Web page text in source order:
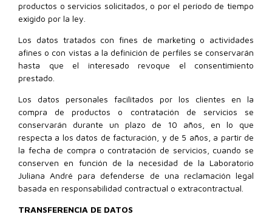
productos o servicios solicitados, o por el período de tiempo
exigido por la ley.
Los datos tratados con fines de marketing o actividades
afines o con vistas a la definición de perfiles se conservarán
hasta que el interesado revoque el consentimiento
prestado.
Los datos personales facilitados por los clientes en la
compra de productos o contratación de servicios se
conservarán durante un plazo de 10 años, en lo que
respecta a los datos de facturación, y de 5 años, a partir de
la fecha de compra o contratación de servicios, cuando se
conserven en función de la necesidad de la Laboratorio
Juliana André para defenderse de una reclamación legal
basada en responsabilidad contractual o extracontractual.
TRANSFERENCIA DE DATOS